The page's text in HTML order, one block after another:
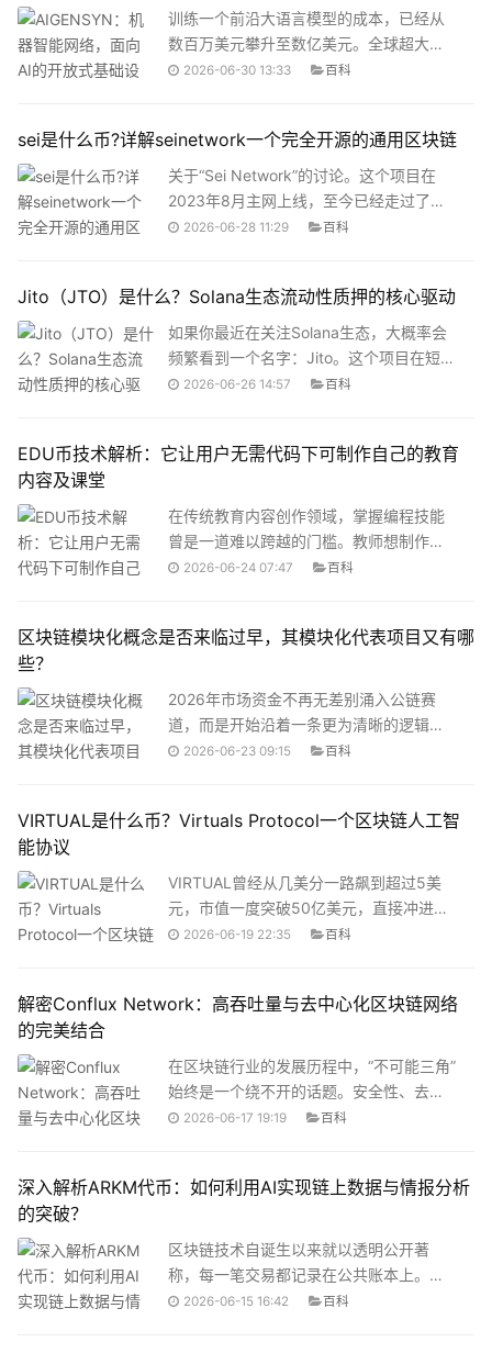
账、不能拿去参与其他DeFi项目。质押期
间
址。在“高性能公链”叙事早已让市场审美疲
劳的2025年，Somnia凭什么引起关注？
它真的能承载大众消费级应用吗？
训练一个前沿大语言模型的成本，已经从
数百万美元攀升至数亿美元。全球超大规
模云服务商的GPU订单已经排到了2027
施被少数几家中心化云服务提供商牢牢把
控——这种集中化不仅推高了算力价格，
更制造了一个深层次的信任问题：当你把
模型和数据交给一个中心化平台训练时，
就已经被两个人注意到了。那一年，GPT-
3刚刚发布，AI在加密世界
2026-06-30 13:33 百科
sei是什么币?详解seinetwork一个完全开源的通用区块链
关于“Sei Network”的讨论。这个项目在
2023年8月主网上线，至今已经走过了将
近三年的发展历程。那么SEI到底是什么
这篇文章会从项目定位、技术架构、代币
经济学到生态发展，把这些问题逐一拆开
来讲清楚。一、Sei Network是什么？项目
基本定位Sei Network是一个Layer 1区块
务于
2026-06-28 11:29 百科
Jito（JTO）是什么？Solana生态流动性质押的核心驱动
如果你最近在关注Solana生态，大概率会
频繁看到一个名字：Jito。这个项目在短短
几年内从默默无闻成长为Solana上TVL最
它和普通的质押项目有什么不同？JTO代
带你从头理清楚Jito的来龙去脉。
2026-06-26 14:57 百科
EDU币技术解析：它让用户无需代码下可制作自己的教育
内容及课堂
在传统教育内容创作领域，掌握编程技能
曾是一道难以跨越的门槛。教师想制作互
动课件，需要懂HTML、JavaScript；教
码的教育者挡在了门外。EDU币（Open
变这一局面。通过其核心生态应用
TinyTap，用户无需编写任何代码，就能
完成从课程设计到发布上线的全部流程。
中心化身份认证到智能合约收益分配。
2026-06-24 07:47 百科
区块链模块化概念是否来临过早，其模块化代表项目又有哪
些？
2026年市场资金不再无差别涌入公链赛
道，而是开始沿着一条更为清晰的逻辑线
索：模块化架构，进行选择性配置。这引
还是来得过早的叙事炒作？一、模块化区
概念是否来得过早，首先要厘清它到底是
什么。传统区块链如以太坊、Solana，被
称作“单体式”架构——它们将执行、结算、
了早期区块链的发展
2026-06-23 09:15 百科
VIRTUAL是什么币？Virtuals Protocol一个区块链人工智
能协议
VIRTUAL曾经从几美分一路飙到超过5美
元，市值一度突破50亿美元，直接冲进了
加密货币前40名。虽然之后经历了大幅回
币？它背后的Virtuals Protocol又是一个怎
来龙去脉讲清楚。
2026-06-19 22:35 百科
解密Conflux Network：高吞吐量与去中心化区块链网络
的完美结合
在区块链行业的发展历程中，“不可能三角”
始终是一个绕不开的话题。安全性、去中
心化和可扩展性，三者似乎总是难以兼
些新兴公链虽然TPS数据亮眼，却在节点
有没有一个项目能够真正同时做到高吞吐
量和去中心化？Conflux Network正在用
一套完全不同的技术路径回答这个问题。
2026-06-17 19:19 百科
深入解析ARKM代币：如何利用AI实现链上数据与情报分析
的突破？
区块链技术自诞生以来就以透明公开著
称，每一笔交易都记录在公共账本上。但
在现实中，用户面对的是一串串毫无意义
2026-06-15 16:42 百科